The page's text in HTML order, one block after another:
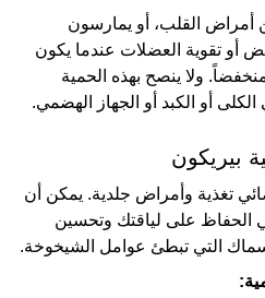
أمراض القلب، أو يمارسون
أو تقوية العضلات عندما يكون
ولا ينصح بهذه الحمية
أو الكبد أو الجهاز الهضمي.
تغذية وأمراض جلدية. يمكن أن
الحفاظ على لياقتك وتحسين
التي تبطئ عوامل الشيخوخة.